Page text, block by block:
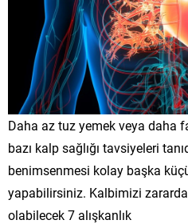
Daha az tuz yemek veya daha
bazı kalp sağlığı tavsiyeleri
benimsenmesi kolay başka
yapabilirsiniz. Kalbimizi
olabilecek 7 alışkanlık